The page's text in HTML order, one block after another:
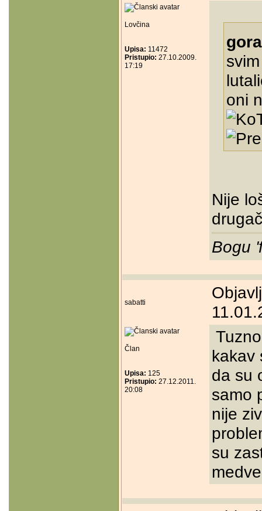
Lovčina
Upisa: 11472
Pristupio: 27.10.2009.
17:19
oni
Nije
Bogu
sabatti
Član
Upisa: 125
Pristupio: 27.12.2011.
20:08
kakav
da su
samo
nije
su